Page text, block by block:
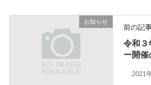
お知らせ
前の記
令和
ー開催
2021